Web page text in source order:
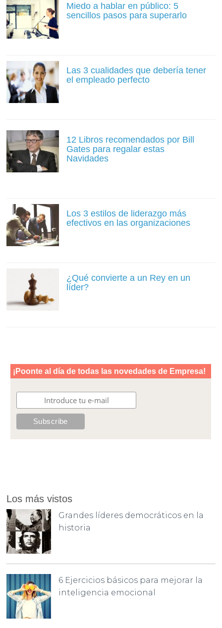
Miedo a hablar en público: 5
sencillos pasos para superarlo
Las 3 cualidades que debería tener
el empleado perfecto
12 Libros recomendados por Bill
Gates para regalar estas
Navidades
Los 3 estilos de liderazgo más
efectivos en las organizaciones
¿Qué convierte a un Rey en un
líder?
Los más vistos
Grandes líderes democráticos en la
historia
6 Ejercicios básicos para mejorar la
inteligencia emocional